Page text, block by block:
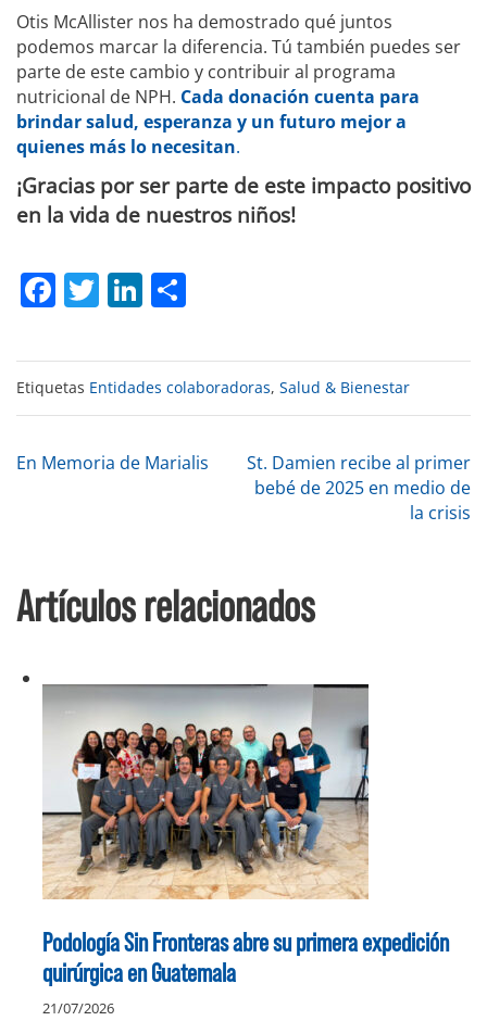
Otis McAllister nos ha demostrado qué juntos
podemos marcar la diferencia. Tú también puedes ser
parte de este cambio y contribuir al programa
nutricional de NPH. Cada donación cuenta para
brindar salud, esperanza y un futuro mejor a
quienes más lo necesitan.
¡Gracias por ser parte de este impacto positivo
en la vida de nuestros niños!
Facebook
TwitterLinkedIn
Etiquetas Entidades colaboradoras, Salud & Bienestar
Navegación
entradas
En Memoria de Marialis
St. Damien recibe al primer
bebé de 2025 en medio de
la crisis
Artículos relacionados
Podología Sin Fronteras abre su primera expedición
quirúrgica en Guatemala
21/07/2026